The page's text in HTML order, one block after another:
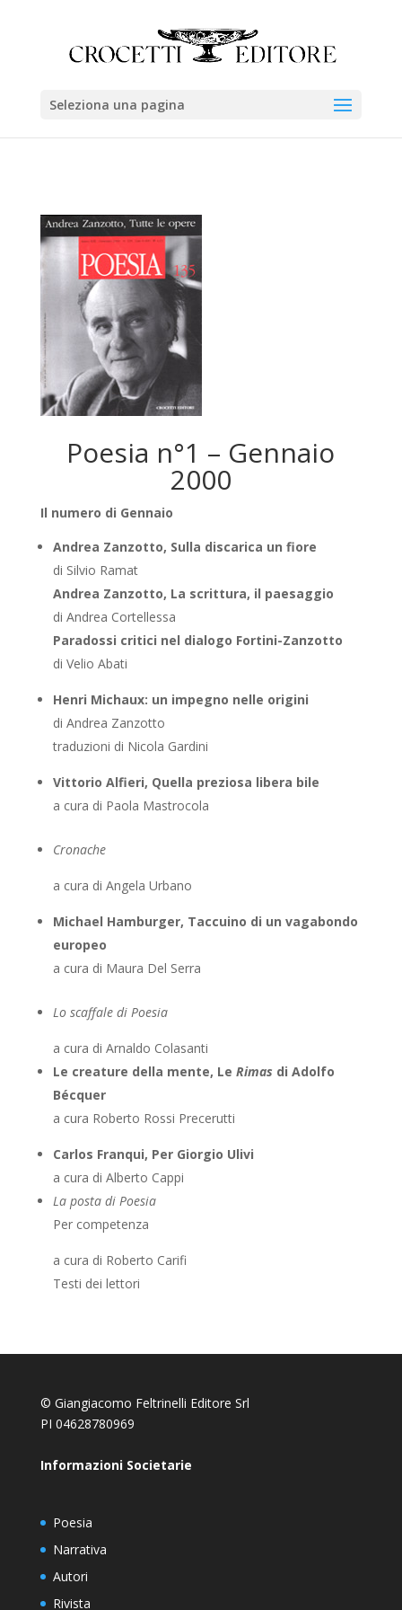
Seleziona una pagina
Poesia n°1 – Gennaio
2000
Il numero di Gennaio
Andrea Zanzotto, Sulla discarica un fiore
di Silvio Ramat
Andrea Zanzotto, La scrittura, il paesaggio
di Andrea Cortellessa
Paradossi critici nel dialogo Fortini-Zanzotto
di Velio Abati
Henri Michaux: un impegno nelle origini
di Andrea Zanzotto
traduzioni di Nicola Gardini
Vittorio Alfieri, Quella preziosa libera bile
a cura di Paola Mastrocola
Cronache
a cura di Angela Urbano
Michael Hamburger, Taccuino di un vagabondo
europeo
a cura di Maura Del Serra
Lo scaffale di Poesia
a cura di Arnaldo Colasanti
Le creature della mente, Le Rimas di Adolfo
Bécquer
a cura Roberto Rossi Precerutti
Carlos Franqui, Per Giorgio Ulivi
a cura di Alberto Cappi
La posta di Poesia
Per competenza
a cura di Roberto Carifi
Testi dei lettori
© Giangiacomo Feltrinelli Editore Srl
PI 04628780969
Informazioni Societarie
Poesia
Narrativa
Autori
Rivista